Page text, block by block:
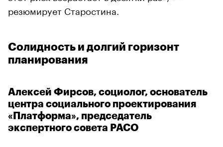
резюмирует Старостина.
Солидность и долгий горизонт
планирования
Алексей Фирсов, социолог, основатель
центра социального проектирования
«Платформа», председатель
экспертного совета РАСО